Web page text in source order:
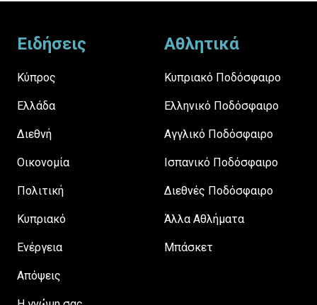
Ειδήσεις
Κύπρος
Ελλάδα
Διεθνή
Οικονομία
Πολιτική
Κυπριακό
Ενέργεια
Απόψεις
Αθλητικά
Κυπριακό Ποδόσφαιρο
Ελληνικό Ποδόσφαιρο
Αγγλικό Ποδόσφαιρο
Ισπανικό Ποδόσφαιρο
Διεθνές Ποδόσφαιρο
Άλλα Αθλήματα
Μπάσκετ